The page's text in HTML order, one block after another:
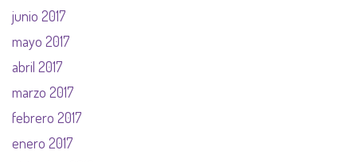
junio 2017
mayo 2017
abril 2017
marzo 2017
febrero 2017
enero 2017